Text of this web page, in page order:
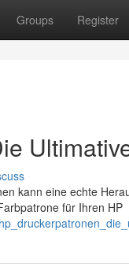
Groups Register
kann eine echte
für Ihren HP